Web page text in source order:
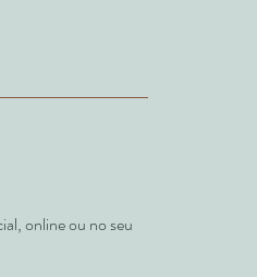
online ou no seu